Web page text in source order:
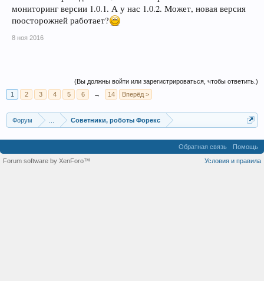
мониторинг версии 1.0.1. А у нас 1.0.2. Может, новая версия
поосторожней работает?
8 ноя 2016
(Вы должны войти или зарегистрироваться, чтобы ответить.)
1
2 3 4 5 6 → 14 Вперёд >
Форум Советники, роботы Форекс
Обратная связь
Помощь
Условия и правила
Forum software by XenForo™